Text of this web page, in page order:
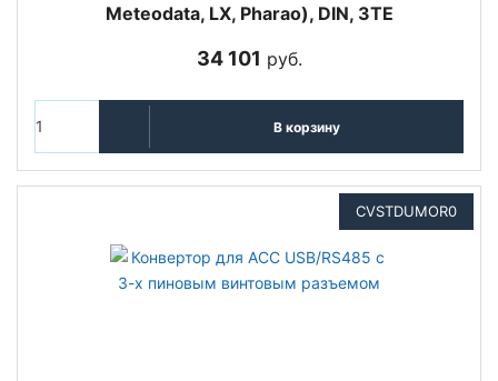
Meteodata, LX, Pharao), DIN, 3TE
34 101 руб.
В корзину
CVSTDUMOR0